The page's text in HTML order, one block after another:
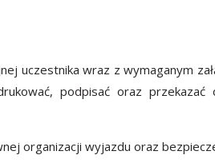
uczestnika wraz z wymaganym
podpisać oraz
organizacji wyjazdu oraz